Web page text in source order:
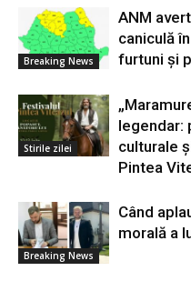
Breaking News
ANM
caniculă
furtuni și
Stirile zilei
legendar:
culturale
Pintea
Breaking News
Când
morală a